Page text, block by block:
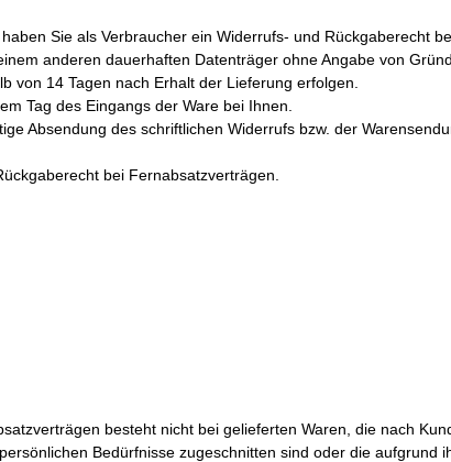
Sie als Verbraucher ein Widerrufs- und Rückgaberecht
anderen dauerhaften Datenträger ohne Angabe von
von 14 Tagen nach Erhalt der Lieferung erfolgen.
Tag des Eingangs der Ware bei Ihnen.
Absendung des schriftlichen Widerrufs bzw. der
bei Fernabsatzverträgen.
besteht nicht bei gelieferten Waren, die nach
Bedürfnisse zugeschnitten sind oder die aufgrund